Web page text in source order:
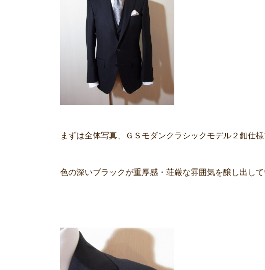
まずは全体写真、ＧＳモダンクラシックモデル２釦仕様
色の深いブラックが重厚感・荘厳な雰囲気を醸し出して